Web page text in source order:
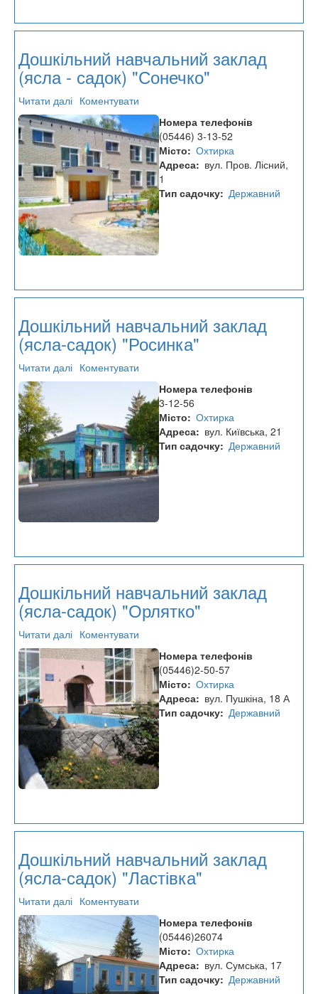
Дошкільний навчальний заклад
(ясла - садок) "Сонечко"
Читати далі про
Дошкільний
навчальний
заклад
(ясла
-
садок)
"Сонечко"
Коментувати
Номера телефонів
(05446) 3-13-52
Місто
Охтирка
Адреса
вул. Пров. Лісний,
1
Тип садочку Державний
Дошкільний навчальний заклад
(ясла-садок) "Росинка"
Читати далі про
Дошкільний
(ясла-
садок)
"Росинка"
Коментувати
Номера телефонів
3-12-56
Місто
Охтирка
Адреса
вул. Київська, 21
Тип садочку Державний
Дошкільний навчальний заклад
(ясла-садок) "Орлятко"
Читати далі про
Дошкільний
навчальний
заклад
(ясла-
садок)
"Орлятко"
Коментувати
Номера телефонів
(05446)2-50-57
Місто
Охтирка
Адреса
вул. Пушкіна, 18 А
Тип садочку Державний
Дошкільний навчальний заклад
(ясла-садок) "Ластівка"
Читати далі про
Дошкільний
навчальний
заклад
(ясла-
садок)
"Ластівка"
Коментувати
Номера телефонів
(05446)26074
Місто
Охтирка
Адреса
вул. Сумська, 17
Тип садочку Державний